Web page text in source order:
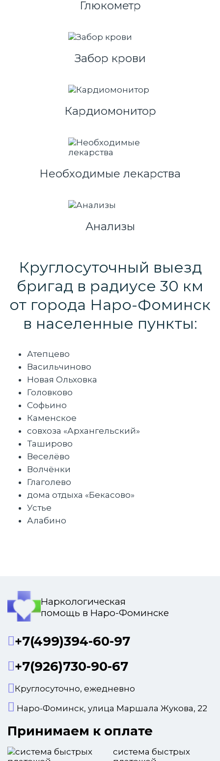
Глюкометр
Забор крови
Кардиомонитор
Необходимые лекарства
Анализы
Круглосуточный выезд
бригад в радиусе 30 км
от города Наро-Фоминск
в населенные пункты:
Атепцево
Васильчиново
Новая Ольховка
Головково
Софьино
Каменское
совхоза «Архангельский»
Таширово
Веселёво
Волчёнки
Глаголево
дома отдыха «Бекасово»
Устье
Алабино
Наркологическая
помощь в Наро-Фоминске
+7(499)394-60-97
+7(926)730-90-67
Круглосуточно, ежедневно
Наро-Фоминск, улица Маршала Жукова, 22
Принимаем к оплате
система быстрых